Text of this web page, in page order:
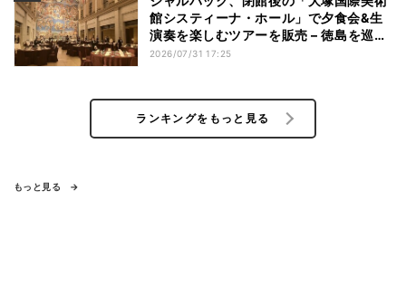
館システィーナ・ホール」で夕食会&生
演奏を楽しむツアーを販売 – 徳島を巡る
5つのコース
2026/07/31 17:25
ランキングをもっと見る
もっと見る